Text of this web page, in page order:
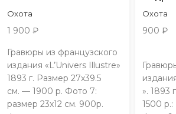
Охота
1 900 ₽
Гравюры из французского
издания «L’Univers Illustre»
1893 г. Размер 27х39.5
см. — 1900 р. Фото 7:
размер 23х12 см. 900р.
Охота
900 ₽
». 1893
1500